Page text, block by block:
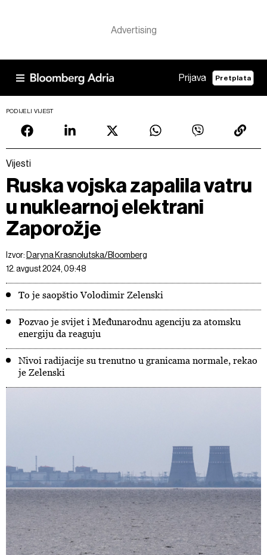
Prijava Pretplata
PODIJELI VIJEST
Vijesti
Ruska vojska zapalila vatru
u nuklearnoj elektrani
Zaporožje
Izvor: Daryna Krasnolutska/Bloomberg
12. avgust 2024, 09:48
To je saopštio Volodimir Zelenski
Pozvao je svijet i Međunarodnu agenciju za atomsku
energiju da reaguju
Nivoi radijacije su trenutno u granicama normale, rekao
je Zelenski